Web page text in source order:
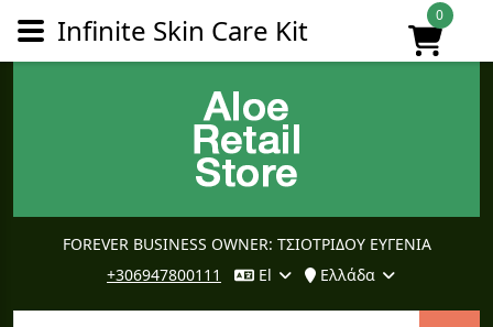
FOREVER BUSINESS OWNER: ΤΣΙΟΤΡΙΔΟΥ ΕΥΓΕΝΙΑ
+306947800111
El Ελλάδα
0
Infinite Skin Care Kit